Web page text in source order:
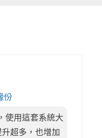
份
使用這套系統大
超多，也增加